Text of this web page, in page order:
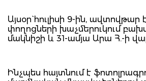
Այսօր` հուլիսի 9-ին,
փողոցների խաչմերուկում
մակնիշի և 31-ամյա Արա Հ.-ի
Ինչպես հայտնում է